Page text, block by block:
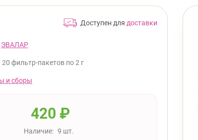
Доступен для доставки
ЭВАЛАР
20 фильтр-пакетов по 2 г
и сборы
420 ₽
Наличие: 9 шт.